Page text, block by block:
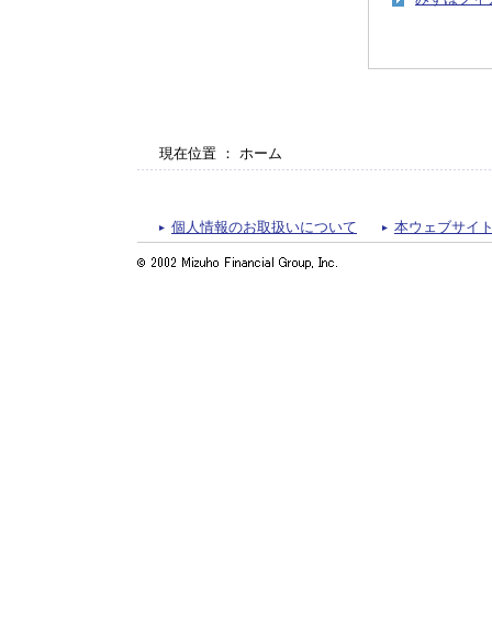
現在位置 ： ホーム
個人情報のお取扱いについて 本ウェブサイ